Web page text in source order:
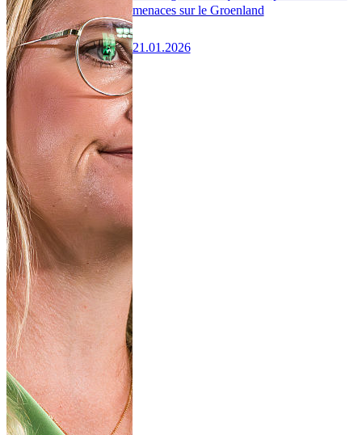
menaces sur le Groenland
21.01.2026